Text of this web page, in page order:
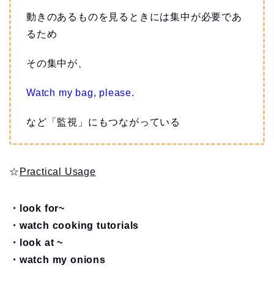
動きのあるものを見るときには集中が必要であ
るため
その集中が、
Watch my bag, please.
など「監視」にもつながっている
☆ Practical Usage
・look for~
・watch cooking tutorials
・look at ~
・watch my onions